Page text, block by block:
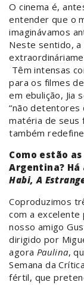
O cinema é,
entender que o
imaginávamos
Neste sentido, a
Têm intensas
para os filmes
em ebulição, Jia
“não detentores
matéria de seus
também
Como estão
Argentina?
Habi, A
Coproduzimos
com a excelente
nosso amigo
dirigido por
agora Paulina,
Semana da
fértil, que